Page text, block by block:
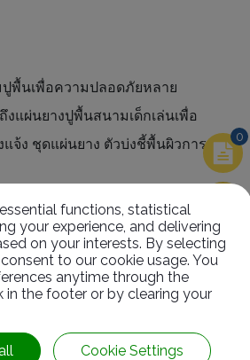
พื้นเพื่อความปลอดภัยหลาย
แผ่นยางปูพื้นสนามเด็กเล่นเพื่อ
จ้ง ชุดแผ่นยาง ตัวบ่งชี้พื้นผิวการ
กันลื่นของเสื่อนิรภัยคือการ
ตามมา
0
functions, statistical
your experience, and delivering
on your interests. By selecting
to our cookie usage. You
anytime through the
in the footer or by clearing your
Cookie Settings